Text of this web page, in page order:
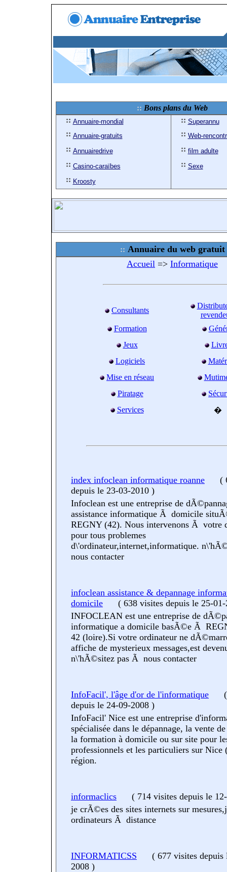
Bons plans du Web
Annuaire-mondial
Annuaire-gratuits
Annuairedrive
Casino-caraïbes
Kroosty
Superannu
Web-
film adulte
Sexe
Annuaire du web gratuit
Accueil => Informatique
Consultants
Formation
Jeux
Logiciels
Mise en réseau
Piratage
Services
�
index infoclean informatique roanne (
depuis le 23-03-2010 )
Infoclean est une entreprise de
assistance informatique Ã domicile
REGNY (42). Nous intervenons Ã votre
pour tous problemes
d\'ordinateur,internet,informatique.
nous contacter
infoclean assistance & depannage
domicile ( 638 visites depuis le 25-
INFOCLEAN est une entreprise de
informatique a domicile basÃ©e Ã
42 (loire).Si votre ordinateur ne
affiche de mysterieux messages,est
n\'hÃ©sitez pas Ã nous contacter
InfoFacil', l'âge d'or de l'informatique (
depuis le 24-09-2008 )
InfoFacil' Nice est une entreprise
spécialisée dans le dépannage, la vente
la formation à domicile ou sur site pour
professionnels et les particuliers sur Nice
région.
informaclics ( 714 visites depuis le
je crÃ©es des sites internets sur
ordinateurs Ã distance
INFORMATICSS ( 677 visites depuis
2008 )